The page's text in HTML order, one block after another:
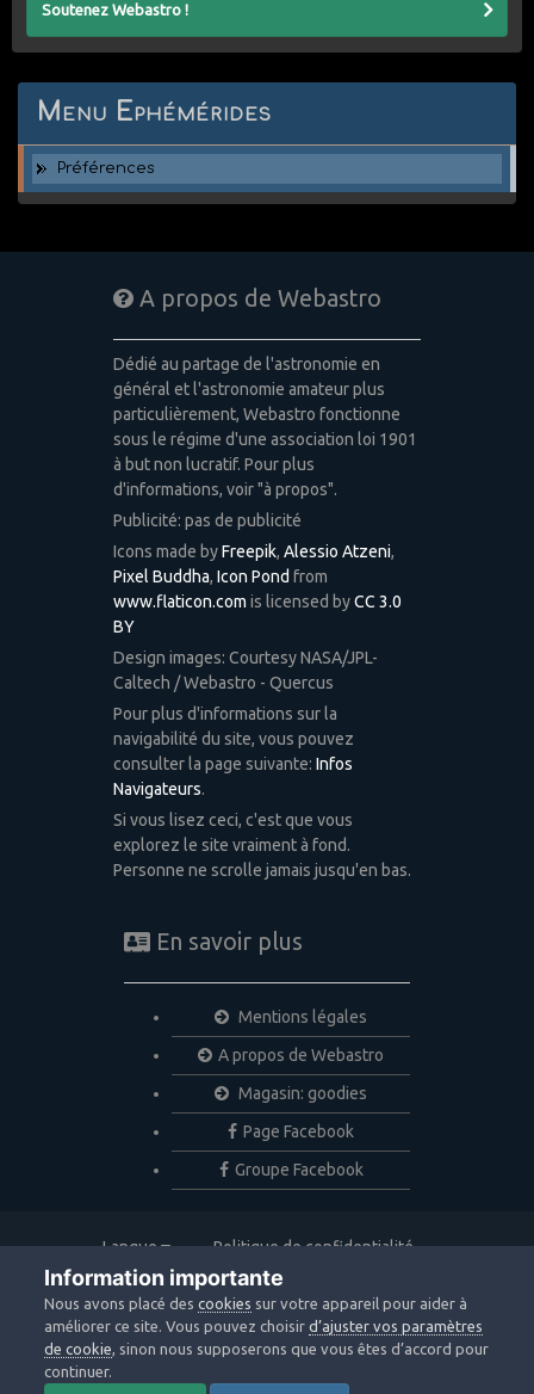
Soutenez Webastro !
Menu Ephémérides
Préférences
A propos de Webastro
Dédié au partage de l'astronomie en
général et l'astronomie amateur plus
particulièrement, Webastro fonctionne
sous le régime d'une association loi 1901
à but non lucratif. Pour plus
d'informations, voir "à propos".
Publicité: pas de publicité
Icons made byFreepik, Alessio Atzeni,
Pixel Buddha, Icon Pond from
www.flaticon.com is licensed byCC 3.0
BY
Design images: Courtesy NASA/JPL-
Caltech / Webastro - Quercus
Pour plus d'informations sur la
navigabilité du site, vous pouvez
consulter la page suivante: Infos
Navigateurs.
Si vous lisez ceci, c'est que vous
explorez le site vraiment à fond.
Personne ne scrolle jamais jusqu'en bas.
En savoir plus
Mentions légales
A propos de Webastro
Magasin: goodies
Page Facebook
Groupe Facebook
Langue
Politique de confidentialité
Nous contacter
Copyright © 2020 Webastro
Powered by Invision Community
Information importante
Nous avons placé descookies sur votre appareil pour aider à
améliorer ce site. Vous pouvez choisird’ajuster vos paramètres
de cookie, sinon nous supposerons que vous êtes d’accord pour
continuer.